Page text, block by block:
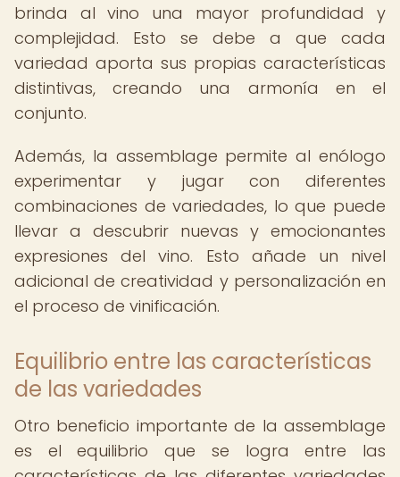
brinda al vino una mayor profundidad y
complejidad. Esto se debe a que cada
variedad aporta sus propias características
distintivas, creando una armonía en el
conjunto.
Además, la assemblage permite al enólogo
experimentar y jugar con diferentes
combinaciones de variedades, lo que puede
llevar a descubrir nuevas y emocionantes
expresiones del vino. Esto añade un nivel
adicional de creatividad y personalización en
el proceso de vinificación.
Equilibrio entre las características
de las variedades
Otro beneficio importante de la assemblage
es el equilibrio que se logra entre las